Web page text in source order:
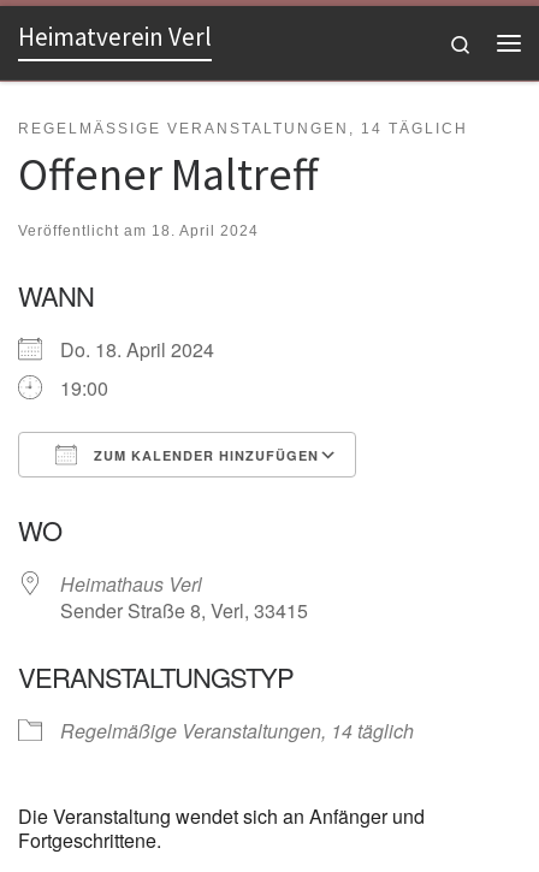
Zum Inhalt springen
Heimatverein Verl
Search
REGELMÄSSIGE VERANSTALTUNGEN, 14 TÄGLICH
Offener Maltreff
Veröffentlicht am 18. April 2024
WANN
Do. 18. April 2024
19:00
ZUM KALENDER HINZUFÜGEN
WO
Heimathaus Verl
Sender Straße 8, Verl, 33415
VERANSTALTUNGSTYP
Regelmäßige Veranstaltungen, 14 täglich
Die Veranstaltung wendet sich an Anfänger und
Fortgeschrittene.